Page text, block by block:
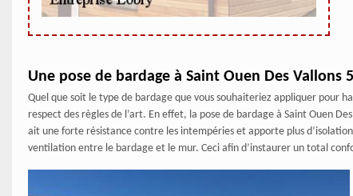
Une pose de bardage à Saint Ouen Des Vallons
Quel que soit le type de bardage que vous souhaiteriez appliquer pour
respect des règles de l’art. En effet, la pose de bardage à Saint Ouen
ait une forte résistance contre les intempéries et apporte plus
ventilation entre le bardage et le mur. Ceci afin d’instaurer un total